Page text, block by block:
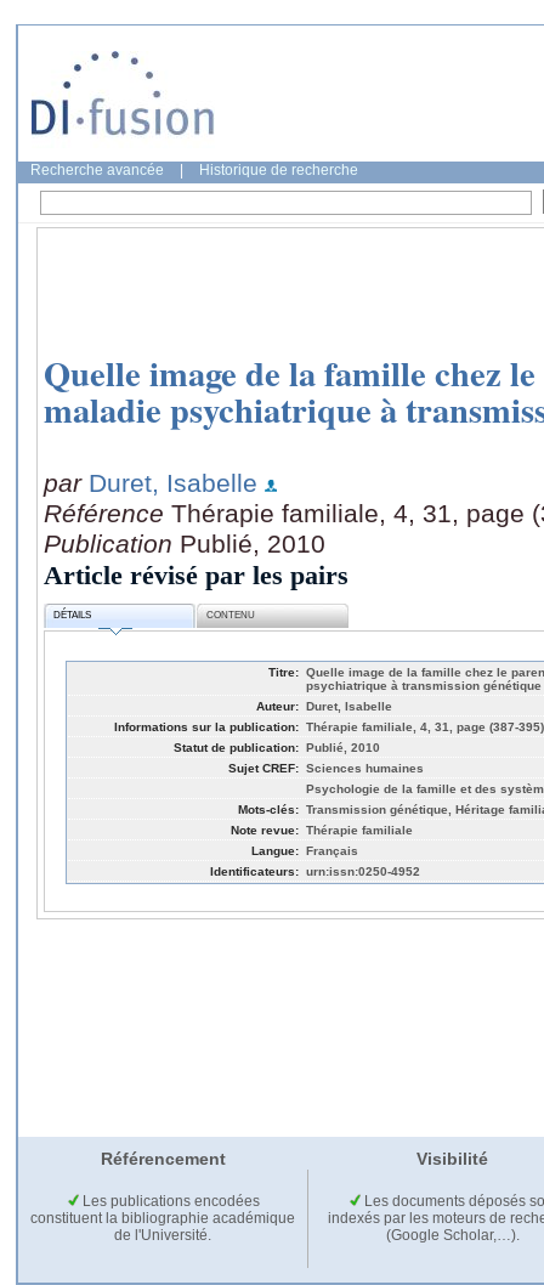
Recherche avancée Historique de recherche
Quelle image de la famille chez
maladie psychiatrique à
par Duret, Isabelle
Référence Thérapie familiale, 4, 31, page
Publication Publié, 2010
Article révisé par les pairs
DÉTAILS CONTENU
Titre: Quelle image de la famille chez le
psychiatrique à transmission génétique
Auteur: Duret, Isabelle
Informations sur la publication: Thérapie familiale, 4, 31, page (387-395)
Statut de publication: Publié, 2010
Sujet CREF: Sciences humaines
Psychologie de la famille et des
Mots-clés: Transmission génétique, Héritage
Note revue: Thérapie familiale
Langue: Français
Identificateurs: urn:issn:0250-4952
Référencement Visibilité
Les publications encodées
constituent la bibliographie académique
de l'Université.
Les documents déposés
indexés par les moteurs de
(Google Scholar,…).